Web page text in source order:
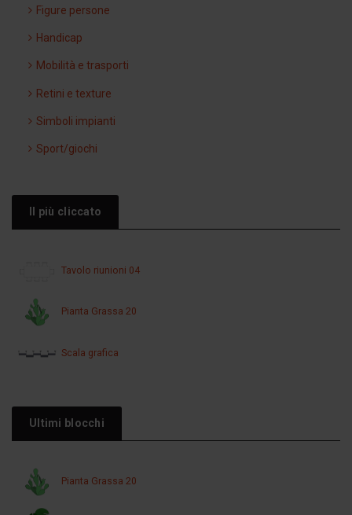
Figure persone
Handicap
Mobilità e trasporti
Retini e texture
Simboli impianti
Sport/giochi
Il più cliccato
Tavolo riunioni 04
Pianta Grassa 20
Scala grafica
Ultimi blocchi
Pianta Grassa 20